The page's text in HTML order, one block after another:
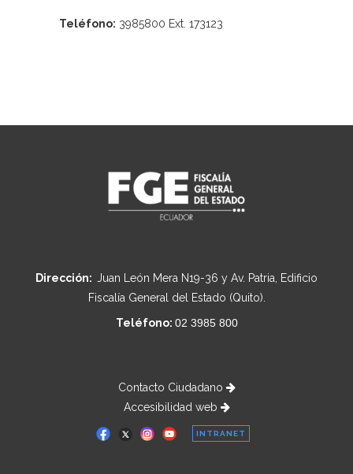
Teléfono: 3985800 Ext. 173123
Dirección: Juan León Mera N19-36 y Av. Patria, Edificio
Fiscalía General del Estado (Quito).
Teléfono: 02 3985 800
Contacto Ciudadano
Accesibilidad web
INTRANET